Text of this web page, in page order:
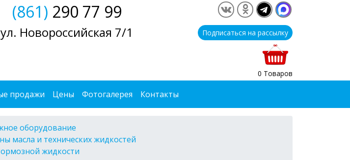
(861) 290 77 99
ул. Новороссийская 7/1 Подписаться на рассылку
0 Товаров
продажи Цены Фотогалерея Контакты
оборудование
масла и технических жидкостей
жидкости